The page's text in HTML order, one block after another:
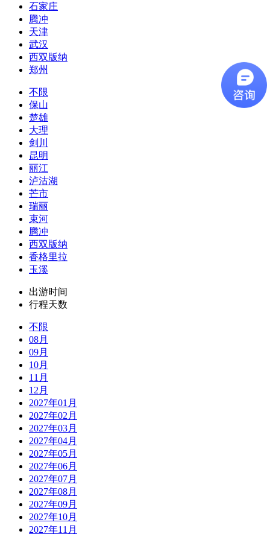
石家庄
腾冲
天津
武汉
西双版纳
郑州
不限
保山
楚雄
大理
剑川
昆明
丽江
泸沽湖
芒市
瑞丽
束河
腾冲
西双版纳
香格里拉
玉溪
出游时间
行程天数
不限
08月
09月
10月
11月
12月
2027年01月
2027年02月
2027年03月
2027年04月
2027年05月
2027年06月
2027年07月
2027年08月
2027年09月
2027年10月
2027年11月